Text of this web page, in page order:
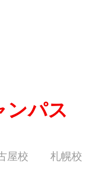
ンパス
屋校 札幌校